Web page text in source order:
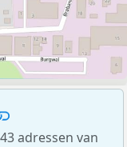
adressen van